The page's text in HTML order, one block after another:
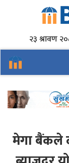
२३ श्रावण
मेगा बैंकले